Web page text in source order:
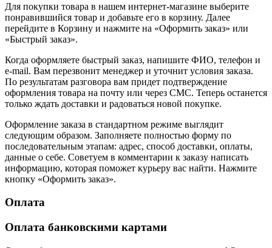
Для покупки товара в нашем интернет-магазине выберите
понравившийся товар и добавьте его в корзину. Далее
перейдите в Корзину и нажмите на «Оформить заказ» или
«Быстрый заказ».
Когда оформляете быстрый заказ, напишите ФИО, телефон и
e-mail. Вам перезвонит менеджер и уточнит условия заказа.
По результатам разговора вам придет подтверждение
оформления товара на почту или через СМС. Теперь останется
только ждать доставки и радоваться новой покупке.
Оформление заказа в стандартном режиме выглядит
следующим образом. Заполняете полностью форму по
последовательным этапам: адрес, способ доставки, оплаты,
данные о себе. Советуем в комментарии к заказу написать
информацию, которая поможет курьеру вас найти. Нажмите
кнопку «Оформить заказ».
Оплата
Оплата банковскими картами